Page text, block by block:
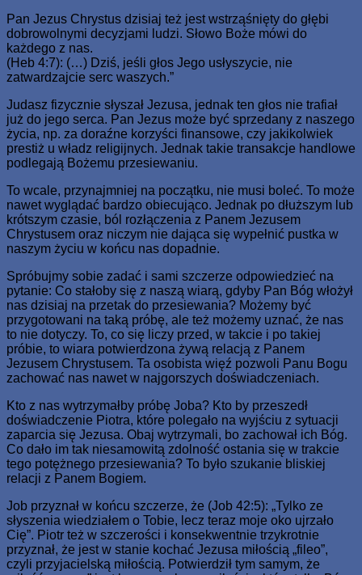
Pan Jezus Chrystus dzisiaj też jest wstrząśnięty do głębi
dobrowolnymi decyzjami ludzi. Słowo Boże mówi do
każdego z nas.
(Heb 4:7): (…) Dziś, jeśli głos Jego usłyszycie, nie
zatwardzajcie serc waszych.”
Judasz fizycznie słyszał Jezusa, jednak ten głos nie trafiał
już do jego serca. Pan Jezus może być sprzedany z naszego
życia, np. za doraźne korzyści finansowe, czy jakikolwiek
prestiż u władz religijnych. Jednak takie transakcje handlowe
podlegają Bożemu przesiewaniu.
To wcale, przynajmniej na początku, nie musi boleć. To może
nawet wyglądać bardzo obiecująco. Jednak po dłuższym lub
krótszym czasie, ból rozłączenia z Panem Jezusem
Chrystusem oraz niczym nie dająca się wypełnić pustka w
naszym życiu w końcu nas dopadnie.
Spróbujmy sobie zadać i sami szczerze odpowiedzieć na
pytanie: Co stałoby się z naszą wiarą, gdyby Pan Bóg włożył
nas dzisiaj na przetak do przesiewania? Możemy być
przygotowani na taką próbę, ale też możemy uznać, że nas
to nie dotyczy. To, co się liczy przed, w takcie i po takiej
próbie, to wiara potwierdzona żywą relacją z Panem
Jezusem Chrystusem. Ta osobista więź pozwoli Panu Bogu
zachować nas nawet w najgorszych doświadczeniach.
Kto z nas wytrzymałby próbę Joba? Kto by przeszedł
doświadczenie Piotra, które polegało na wyjściu z sytuacji
zaparcia się Jezusa. Obaj wytrzymali, bo zachował ich Bóg.
Co dało im tak niesamowitą zdolność ostania się w trakcie
tego potężnego przesiewania? To było szukanie bliskiej
relacji z Panem Bogiem.
Job przyznał w końcu szczerze, że (Job 42:5): „Tylko ze
słyszenia wiedziałem o Tobie, lecz teraz moje oko ujrzało
Cię”. Piotr też w szczerości i konsekwentnie trzykrotnie
przyznał, że jest w stanie kochać Jezusa miłością „fileo”,
czyli przyjacielską miłością. Potwierdził tym samym, że